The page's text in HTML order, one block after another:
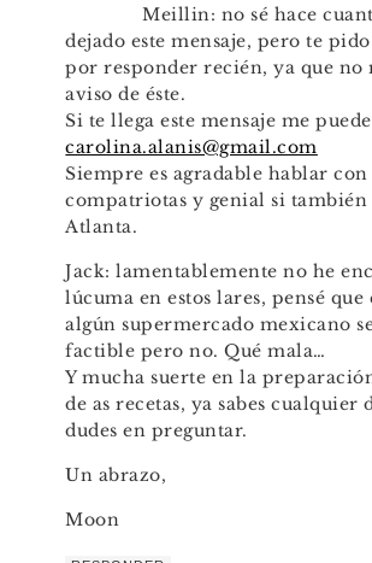
Meillin: no sé hace
dejado este mensaje, pero te
por responder recién, ya que no
aviso de éste.
Si te llega este mensaje me
carolina.alanis@gmail.com
Siempre es agradable hablar con
compatriotas y genial si también
Atlanta.
Jack: lamentablemente no he
lúcuma en estos lares, pensé que
algún supermercado mexicano
factible pero no. Qué mala…
Y mucha suerte en la
de as recetas, ya sabes cualquier
dudes en preguntar.
Un abrazo,
Moon